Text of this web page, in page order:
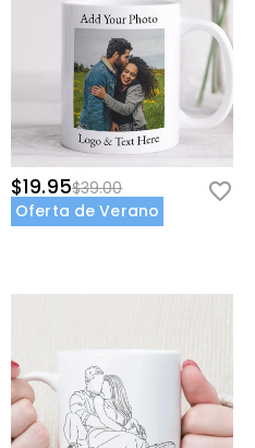
$19.95$39.00
Oferta de Verano